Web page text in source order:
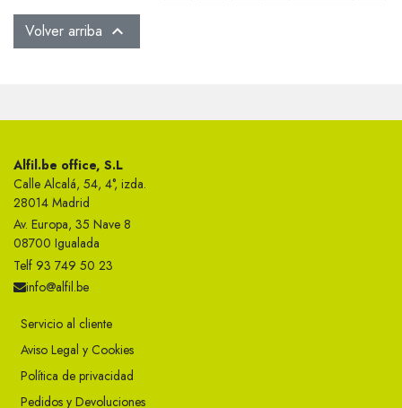
Volver arriba 
Alfil.be office, S.L
Calle Alcalá, 54, 4°, izda.
28014 Madrid
Av. Europa, 35 Nave 8
08700 Igualada
Telf 93 749 50 23
info@alfil.be
Servicio al cliente
Aviso Legal y Cookies
Política de privacidad
Pedidos y Devoluciones